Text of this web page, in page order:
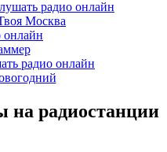
Москва
на радиостанции